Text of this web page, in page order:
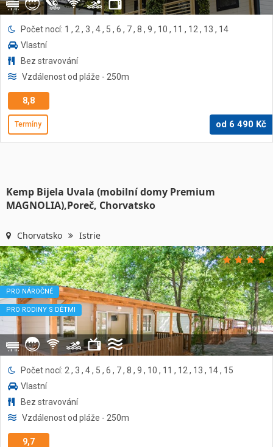
Počet nocí: 1 , 2 , 3 , 4 , 5 , 6 , 7 , 8 , 9 , 10 , 11 , 12 , 13 , 14
Vlastní
Bez stravování
Vzdálenost od pláže - 250m
8,8
Termíny od 6 490 Kč
Kemp Bijela Uvala (mobilní domy Premium
MAGNOLIA),Poreč, Chorvatsko
Chorvatsko Istrie
PRO NÁROČNÉ
PRO RODINY S DĚTMI
Počet nocí: 2 , 3 , 4 , 5 , 6 , 7 , 8 , 9 , 10 , 11 , 12 , 13 , 14 , 15
Vlastní
Bez stravování
Vzdálenost od pláže - 250m
9,7